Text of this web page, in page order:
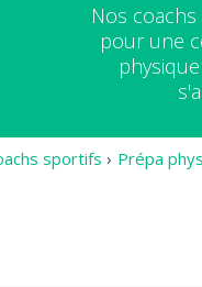
Nos
pour une
sportifs › Prépa